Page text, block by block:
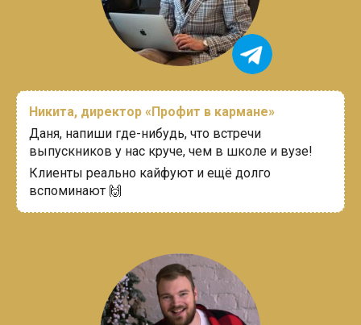
Никита, директор «Профит в кармане»
Даня, напиши где-нибудь, что встречи
выпускников у нас круче, чем в школе и вузе!
Клиенты реально кайфуют и ещё долго
вспоминают 🙌